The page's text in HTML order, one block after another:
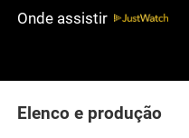
Onde assistir
Elenco e produção